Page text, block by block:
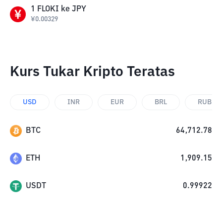
1 FLOKI ke JPY
¥0.00329
Kurs Tukar Kripto Teratas
USD INR EUR BRL RUB
BTC 64,712.78
ETH 1,909.15
USDT 0.99922